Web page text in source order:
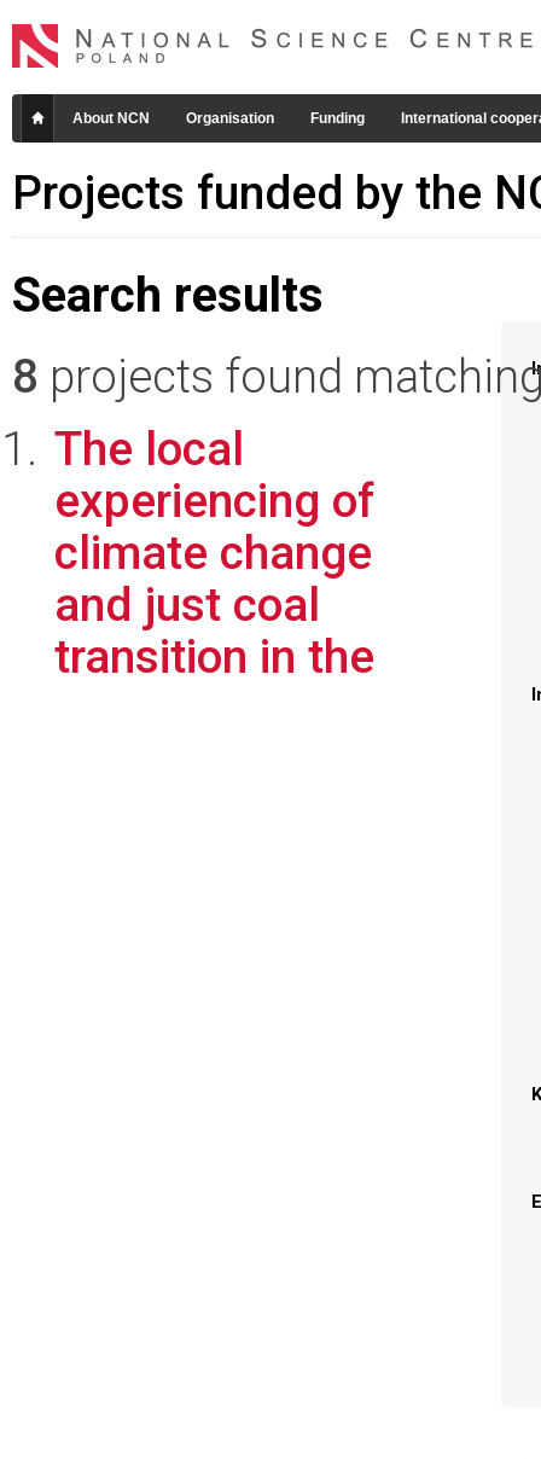
About NCN Organisation Funding International
Projects funded by the
Search results
8 projects found
The local
experiencing of
climate change
and just coal
transition in the